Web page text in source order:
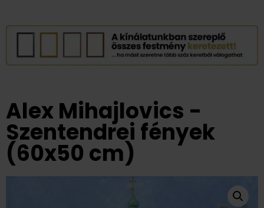
Alex Mihajlovics -
Szentendrei fények
(60x50 cm)